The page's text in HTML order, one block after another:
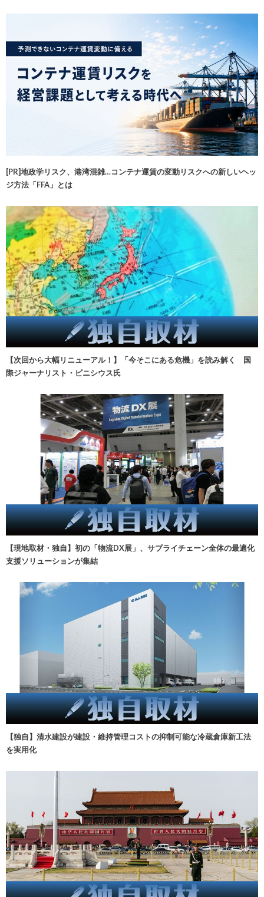
[PR]地政学リスク、港湾混雑…コンテナ運賃の変動リスクへの新しいヘッ
ジ方法「FFA」とは
【次回から大幅リニューアル！】「今そこにある危機」を読み解く 国
際ジャーナリスト・ビニシウス氏
【現地取材・独自】初の「物流DX展」、サプライチェーン全体の最適化
支援ソリューションが集結
【独自】清水建設が建設・維持管理コストの抑制可能な冷蔵倉庫新工法
を実用化